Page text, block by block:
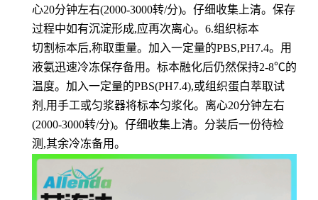
心20分钟左右(2000-3000转/分)。仔细收集上清。保存
过程中如有沉淀形成,应再次离心。6.组织标本
切割标本后,称取重量。加入一定量的PBS,PH7.4。用
液氨迅速冷冻保存备用。标本融化后仍然保持2-8℃的
温度。加入一定量的PBS(PH7.4),或组织蛋白萃取试
剂,用手工或匀浆器将标本匀浆化。离心20分钟左右
(2000-3000转/分)。仔细收集上清。分装后一份待检
测,其余冷冻备用。